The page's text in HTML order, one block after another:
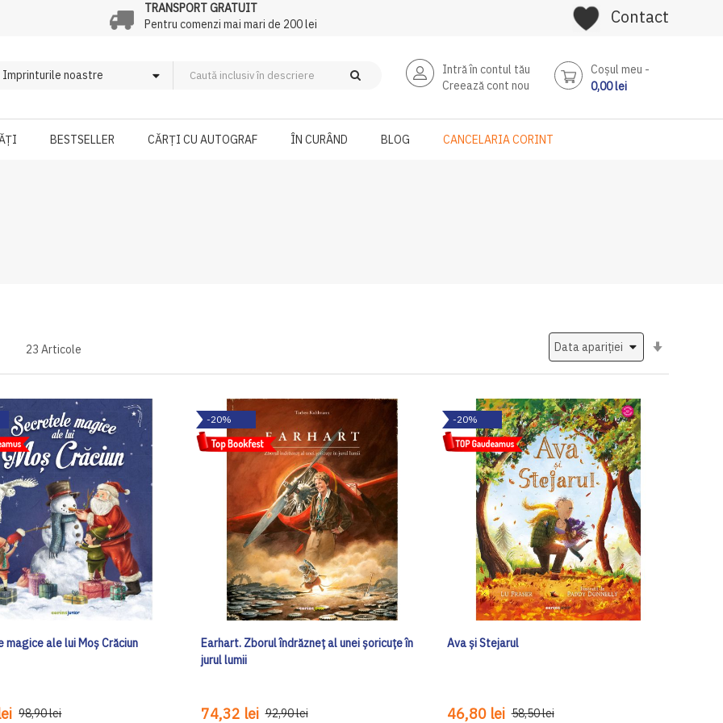
TRANSPORT GRATUIT
Pentru comenzi mai mari de 200 lei
Contact
Intră în contul tău
Creează cont nou
Coşul meu
0,00 lei
BESTSELLER CĂRȚI CU AUTOGRAF ÎN CURÂND BLOG CANCELARIA CORINT
23 Articole
magice ale lui Moş Crăciun
98,90 lei
-20%
Earhart. Zborul îndrăzneț al unei șoricuțe în
jurul lumii
74,32 lei 92,90 lei
-20%
Ava și Stejarul
46,80 lei 58,50 lei